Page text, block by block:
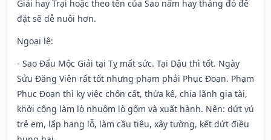
Giải hay Trại hoặc theo tên của Sao năm hay tháng đó để
đặt sẽ dễ nuôi hơn.
Ngoại lệ:
- Sao Đẩu Mộc Giải tại Tỵ mất sức. Tại Dậu thì tốt. Ngày
Sửu Đăng Viên rất tốt nhưng phạm phải Phục Đoạn. Phạm
Phục Đoạn thì kỵ việc chôn cất, thừa kế, chia lãnh gia tài,
khởi công làm lò nhuộm lò gốm và xuất hành. Nên: dứt vú
trẻ em, lấp hang lỗ, làm cầu tiêu, xây tường, kết dứt điều